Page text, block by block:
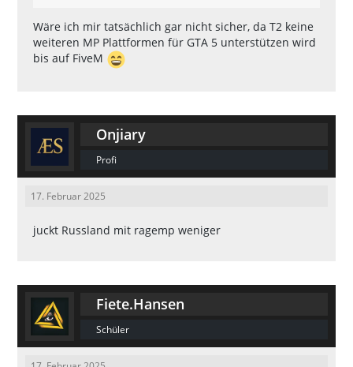
Wäre ich mir tatsächlich gar nicht sicher, da T2 keine
weiteren MP Plattformen für GTA 5 unterstützen wird
bis auf FiveM
Onjiary
Profi
17. Februar 2025
juckt Russland mit ragemp weniger
Fiete.Hansen
Schüler